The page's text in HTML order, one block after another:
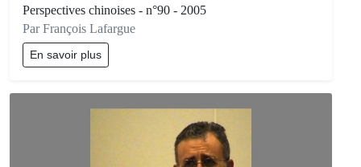
Perspectives chinoises - n°90 - 2005
Par François Lafargue
En savoir plus